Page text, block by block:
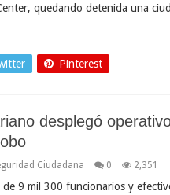
quedando detenida una
Pinterest
desplegó
Ciudadana 0 2,351
de 9 mil 300 funcionarios y